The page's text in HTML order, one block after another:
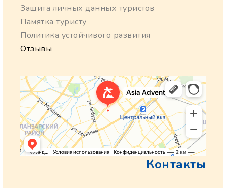
Защита личных данных туристов
Памятка туристу
Политика устойчивого развития
Отзывы
Контакты